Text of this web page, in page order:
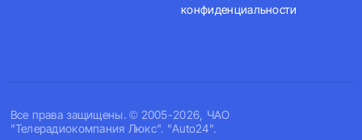
Все права защищены. © 2005-2026, ЧАО
"Телерадиокомпания Люкс". "Auto24".
конфиденциальности